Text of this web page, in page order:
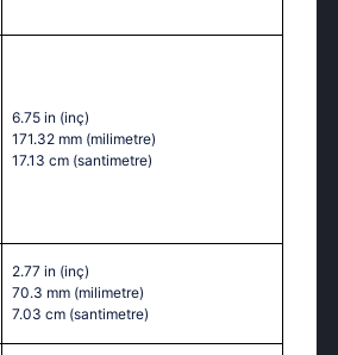
6.75 in (inç)
171.32 mm (milimetre)
17.13 cm (santimetre)
2.77 in (inç)
70.3 mm (milimetre)
7.03 cm (santimetre)